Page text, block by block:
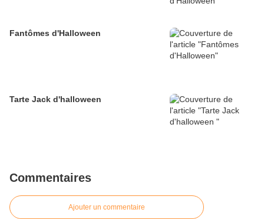
Fantômes d'Halloween
Tarte Jack d'halloween
Commentaires
Ajouter un commentaire